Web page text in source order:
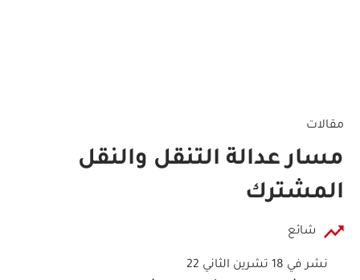
مقالات
مسار عدالة التنقل والنقل
المشترك
شائع
نشر في 18 تشرين الثاني 22